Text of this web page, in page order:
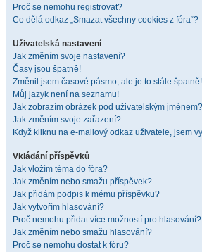
Proč se nemohu registrovat?
Co dělá odkaz „Smazat všechny cookies z fóra“?
Uživatelská nastavení
Jak změním svoje nastavení?
Časy jsou špatně!
Změnil jsem časové pásmo, ale je to stále špatně!
Můj jazyk není na seznamu!
Jak zobrazím obrázek pod uživatelským jménem?
Jak změním svoje zařazení?
Když kliknu na e-mailový odkaz uživatele, jsem
Vkládání příspěvků
Jak vložím téma do fóra?
Jak změním nebo smažu příspěvek?
Jak přidám podpis k mému příspěvku?
Jak vytvořím hlasování?
Proč nemohu přidat více možností pro hlasování?
Jak změním nebo smažu hlasování?
Proč se nemohu dostat k fóru?